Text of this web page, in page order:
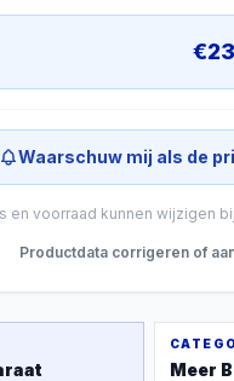
€
Waarschuw mij als de
en voorraad kunnen wijzigen
Productdata corrigeren of
Meer